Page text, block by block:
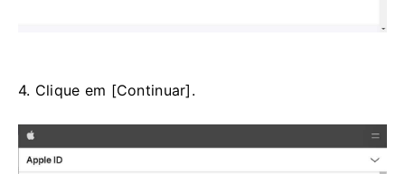
4. Clique em [Continuar].